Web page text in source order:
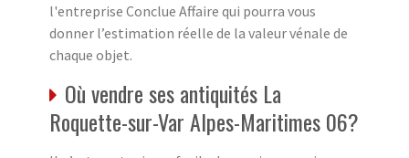
l'entreprise Conclue Affaire qui pourra vous
donner l’estimation réelle de la valeur vénale de
chaque objet.
Où vendre ses antiquités La
Roquette-sur-Var Alpes-Maritimes 06?